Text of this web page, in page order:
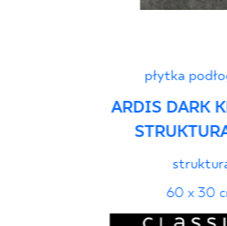
płytka
ARDIS DARK
60 x 30